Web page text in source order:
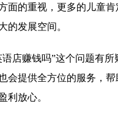
面的重视，更多的儿童
的发展空间。
店赚钱吗”这个问题有
会提供全方位的服务，
利放心。